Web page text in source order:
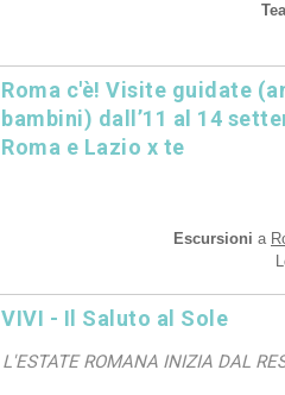
Roma c'è! Visite guidate
bambini) dall’11 al 14
Roma e Lazio x te
Escursioni a
VIVI - Il Saluto al Sole
L'ESTATE ROMANA INIZIA DAL